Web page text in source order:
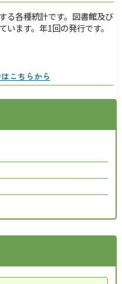
る各種統計です。図書館及び
ます。年1回の発行です。
こちらから